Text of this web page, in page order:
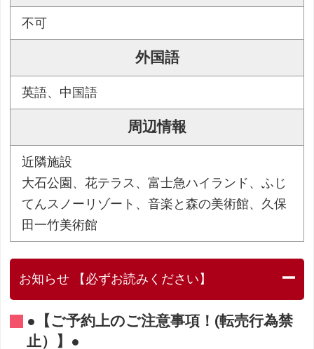
不可
外国語
英語、中国語
周辺情報
近隣施設
大石公園、花テラス、富士急ハイランド、ふじ
てんスノーリゾート、音楽と森の美術館、久保
田一竹美術館
お知らせ 【必ずお読みください】
●【ご予約上のご注意事項！(転売行為禁
止）】●